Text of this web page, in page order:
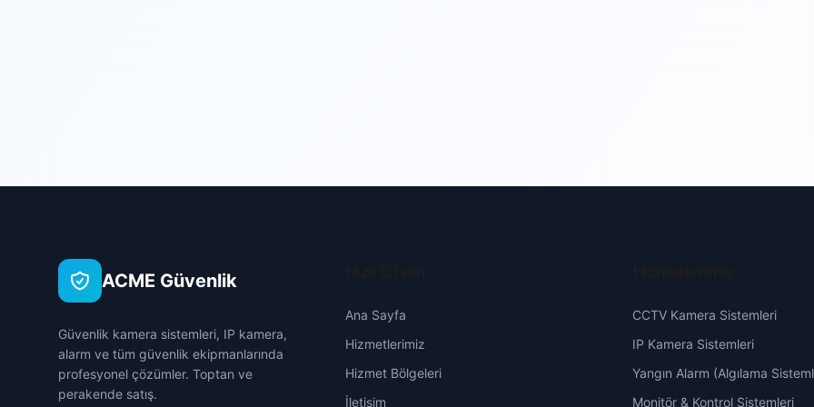
ACME Güvenlik
Güvenlik kamera sistemleri, IP kamera,
alarm ve tüm güvenlik ekipmanlarında
profesyonel çözümler. Toptan ve
perakende satış.
Ana Sayfa
Hizmetlerimiz
Hizmet Bölgeleri
İletişim
CCTV Kamera Sistemleri
IP Kamera Sistemleri
Yangın Alarm (Algılama
Monitör & Kontrol Sistemleri